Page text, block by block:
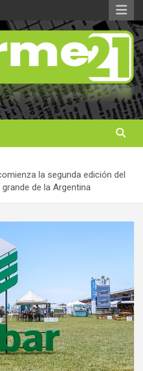
la segunda edición del
de la Argentina